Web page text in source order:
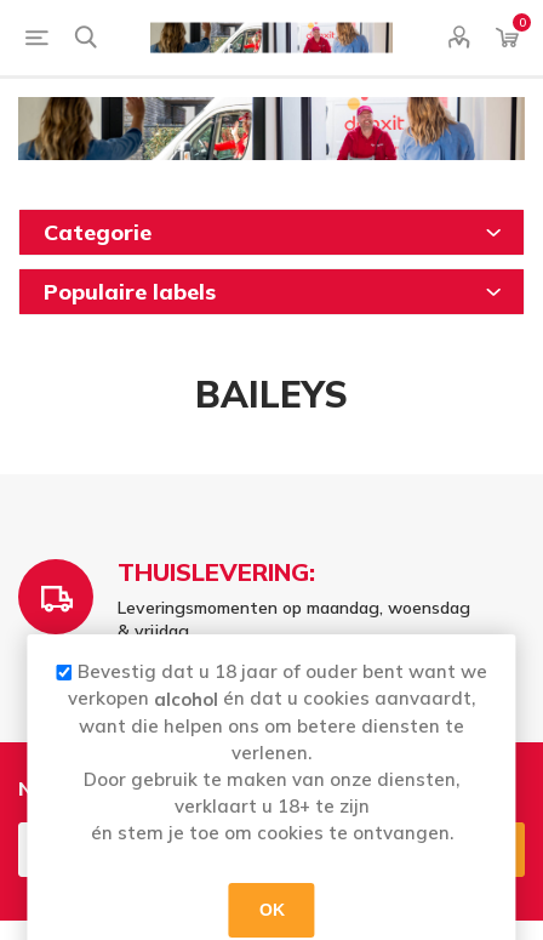
0
Categorie
Populaire labels
BAILEYS
THUISLEVERING:
Leveringsmomenten op maandag, woensdag
& vrijdag
Nieuwsbrief
Opzeggen
Bevestig dat u 18 jaar of ouder bent want we
verkopen alcohol én dat u cookies aanvaardt,
want die helpen ons om betere diensten te
verlenen.
Door gebruik te maken van onze diensten,
verklaart u 18+ te zijn
én stem je toe om cookies te ontvangen.
OK